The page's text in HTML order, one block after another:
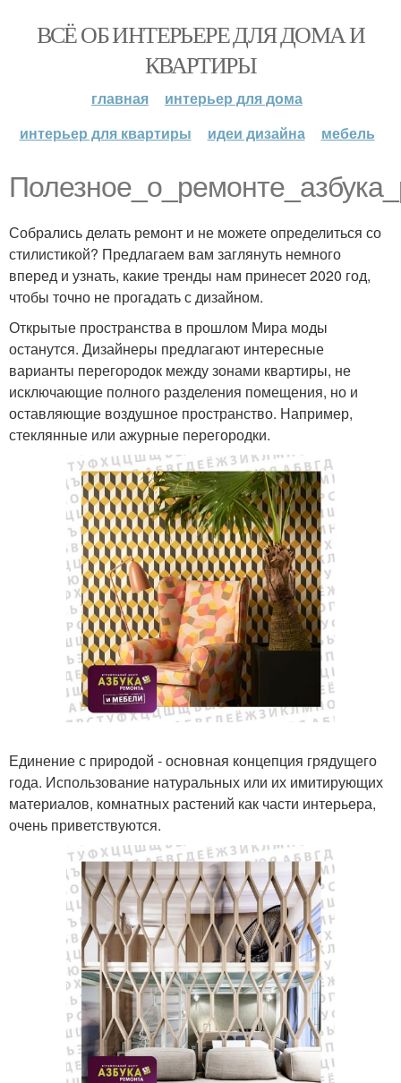
ВСЁ ОБ ИНТЕРЬЕРЕ ДЛЯ ДОМА И
КВАРТИРЫ
главная
интерьер для дома
интерьер для квартиры
идеи дизайна мебель
Собрались делать ремонт и не можете определиться со
стилистикой? Предлагаем вам заглянуть немного
вперед и узнать, какие тренды нам принесет 2020 год,
чтобы точно не прогадать с дизайном.
Открытые пространства в прошлом Мира моды
останутся. Дизайнеры предлагают интересные
варианты перегородок между зонами квартиры, не
исключающие полного разделения помещения, но и
оставляющие воздушное пространство. Например,
стеклянные или ажурные перегородки.
Единение с природой - основная концепция грядущего
года. Использование натуральных или их имитирующих
материалов, комнатных растений как части интерьера,
очень приветствуются.